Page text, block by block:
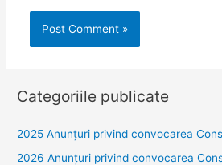
Categoriile publicate
2025 Anunţuri privind convocarea
2026 Anunțuri privind convocarea